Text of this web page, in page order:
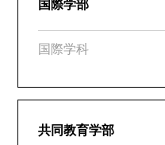
国際学部
国際学科
共同教育学部